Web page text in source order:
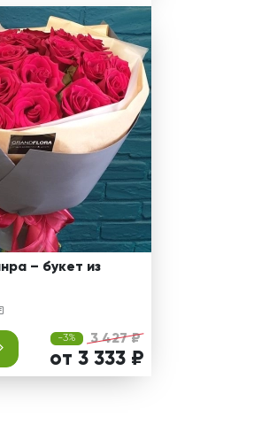
– букет из
-3% 3 427 ₽
от 3 333 ₽